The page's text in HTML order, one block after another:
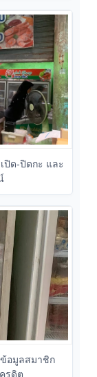
ปิด-ปิดกะ และ
อมูลสมาชิก
รดิต